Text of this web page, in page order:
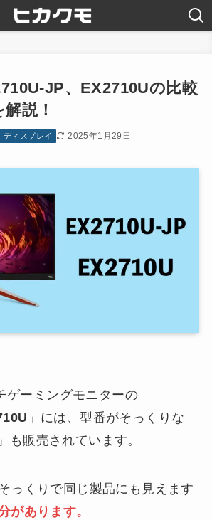
JP、EX2710Uの比較
説！
ディスプレイ 2025年1月29日
ゲーミングモニターの
」には、型番がそっくりな
」も販売されています。
っくりで同じ製品にも見えます
があります。